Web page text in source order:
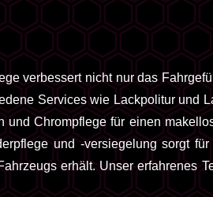
verbessert nicht nur das
Services wie Lackpolitur und
und Chrompflege für einen
und -versiegelung sorgt für
erhält. Unser erfahrenes